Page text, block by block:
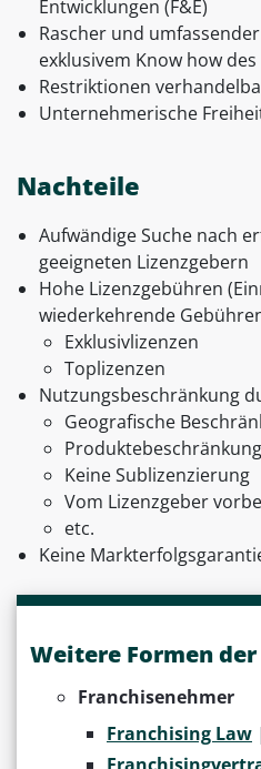
Entwicklungen (F&E)
Rascher und
exklusivem Know how
Restriktionen
Unternehmerische
Nachteile
Aufwändige Suche nach
geeigneten Lizenzgebern
Hohe Lizenzgebühren
wiederkehrende
Exklusivlizenzen
Toplizenzen
Nutzungsbeschränkung
Geografische
Produktebeschränkung
Keine Sublizenzierung
Vom Lizenzgeber
etc.
Keine
Weitere Formen
Franchisenehmer
Franchising Law